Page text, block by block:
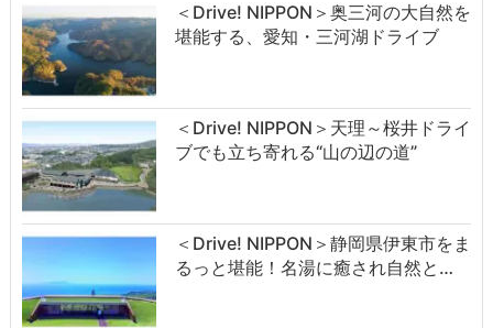
＜Drive! NIPPON＞奥三河の大自然を
堪能する、愛知・三河湖ドライブ
＜Drive! NIPPON＞天理～桜井ドライ
ブでも立ち寄れる“山の辺の道”
＜Drive! NIPPON＞静岡県伊東市をま
るっと堪能！名湯に癒され自然と…